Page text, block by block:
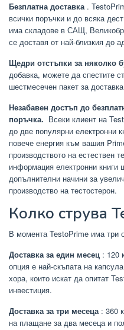
Безплатна доставка.
всички поръчки и до всяка
има складове в САЩ,
се доставя от най-близкия до
Щедри отстъпки за няколко
добавка, можете да спестите
шестмесечен пакет за
Незабавен достъп до
поръчка. Всеки клиент на
до две популярни електронни
повече енергия към вашия
производството на естествен
информация електронни книги
допълнителни начини за
производство на тестостерон.
Колко струва
В момента TestoPrime има три
Доставка за един месец : 120
опция е най-скъпата на
хора, които искат да опитат
инвестиция.
Доставка за три месеца: 360
на плащане за два месеца и